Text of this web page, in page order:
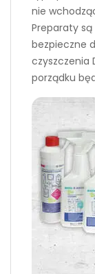
nie
Preparaty
bezpieczne
czyszczenia
porządku